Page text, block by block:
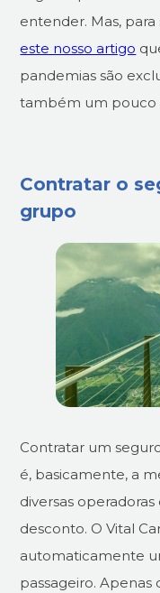
entender. Mas,
este nosso artigo
pandemias são
também um pouco
Contratar o
grupo
Contratar um
é, basicamente, a
diversas
desconto. O Vital
automaticamente
passageiro. Apenas